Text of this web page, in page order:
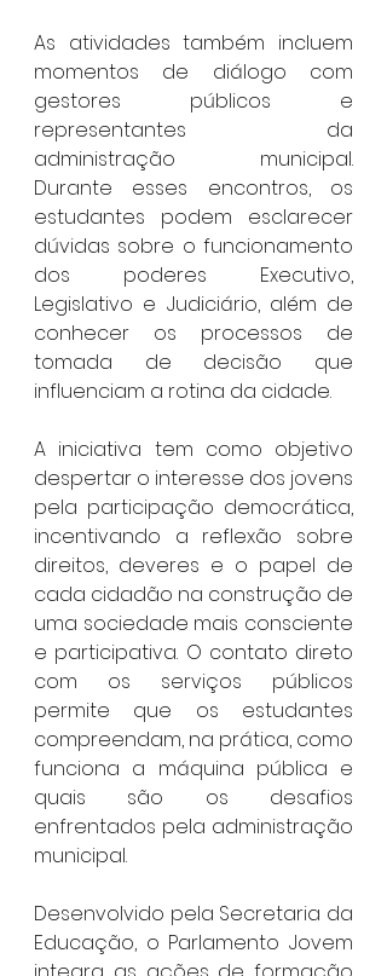
As atividades também incluem
momentos de diálogo com
gestores públicos e
representantes da
administração municipal.
Durante esses encontros, os
estudantes podem esclarecer
dúvidas sobre o funcionamento
dos poderes Executivo,
Legislativo e Judiciário, além de
conhecer os processos de
tomada de decisão que
influenciam a rotina da cidade.
A iniciativa tem como objetivo
despertar o interesse dos jovens
pela participação democrática,
incentivando a reflexão sobre
direitos, deveres e o papel de
cada cidadão na construção de
uma sociedade mais consciente
e participativa. O contato direto
com os serviços públicos
permite que os estudantes
compreendam, na prática, como
funciona a máquina pública e
quais são os desafios
enfrentados pela administração
municipal.
Desenvolvido pela Secretaria da
Educação, o Parlamento Jovem